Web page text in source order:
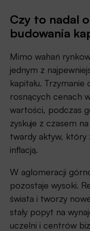
Czy to nadal
budowania
Mimo wahań
jednym z
kapitału.
rosnących cenach
wartości, podczas
zyskuje z czasem
twardy aktyw, który
inflacją.
W aglomeracji
pozostaje wysoki.
świata i tworzy
stały popyt na
uczelni i centrów